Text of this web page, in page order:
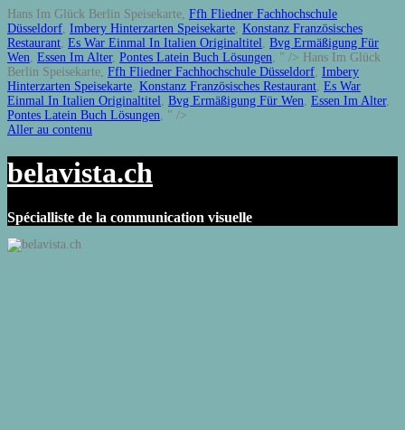
Hans Im Glück Berlin Speisekarte, Ffh Fliedner Fachhochschule
Düsseldorf, Imbery Hinterzarten Speisekarte, Konstanz Französisches
Restaurant, Es War Einmal In Italien Originaltitel, Bvg Ermäßigung Für
Wen, Essen Im Alter, Pontes Latein Buch Lösungen, " /> Hans Im Glück
Berlin Speisekarte, Ffh Fliedner Fachhochschule Düsseldorf, Imbery
Hinterzarten Speisekarte, Konstanz Französisches Restaurant, Es War
Einmal In Italien Originaltitel, Bvg Ermäßigung Für Wen, Essen Im Alter,
Pontes Latein Buch Lösungen, " />
Aller au contenu
belavista.ch
Spécialliste de la communication visuelle